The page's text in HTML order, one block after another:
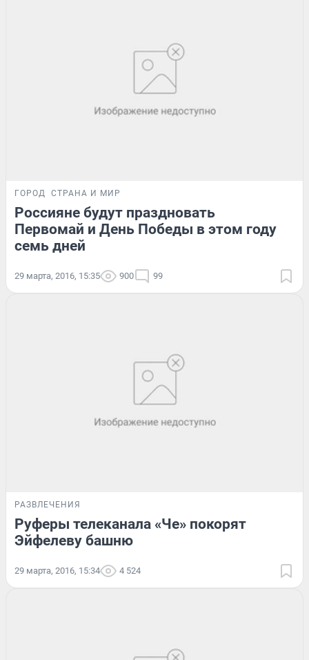
ГОРОД СТРАНА И МИР
Россияне будут праздновать
Первомай и День Победы в этом году
семь дней
29 марта, 2016, 15:35 900 99
РАЗВЛЕЧЕНИЯ
Руферы телеканала «Че» покорят
Эйфелеву башню
29 марта, 2016, 15:34 4 524